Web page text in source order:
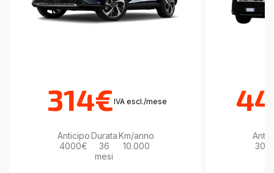
314€IVA escl./mese
Anticipo
4000€
Durata
36
mesi
Km/anno
10.000